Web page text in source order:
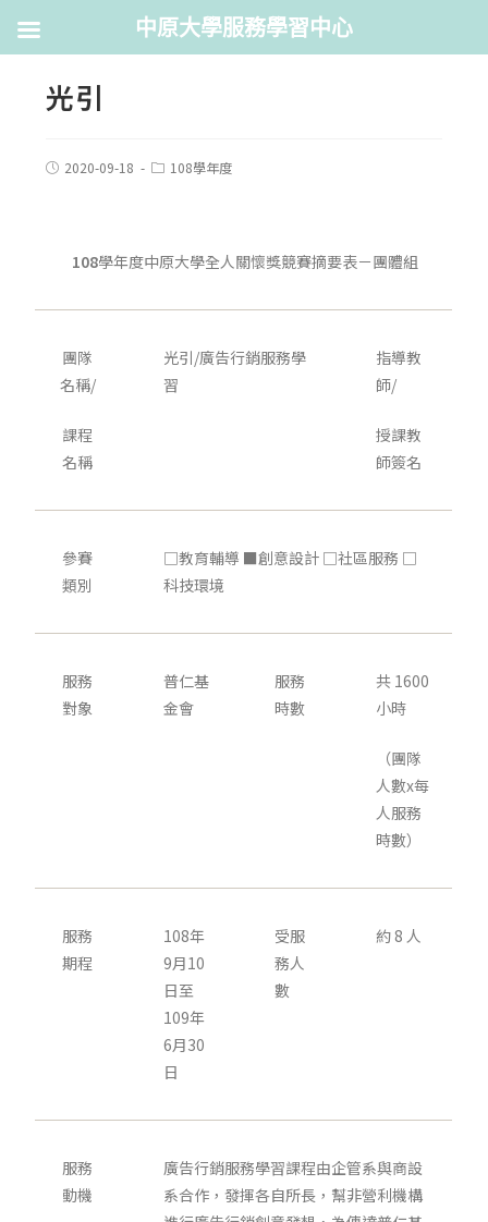
光引
2020-09-18 108學年度
108學年度中原大學全人關懷獎競賽摘要表－團體組
團隊
名稱/
課程
名稱
光引/廣告行銷服務學
習
指導教
師/
授課教
師簽名
參賽
類別
□教育輔導 ■創意設計 □社區服務 □
科技環境
服務
對象
普仁基
金會
服務
時數
共 1600
小時
（團隊
人數x每
人服務
時數）
服務
期程
108年
9月10
日至
109年
6月30
日
受服
務人
數
約 8 人
服務
動機
廣告行銷服務學習課程由企管系與商設
系合作，發揮各自所長，幫非營利機構
中原大學服務學習中心